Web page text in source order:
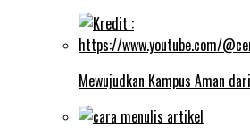
Mewujudkan Kampus Aman